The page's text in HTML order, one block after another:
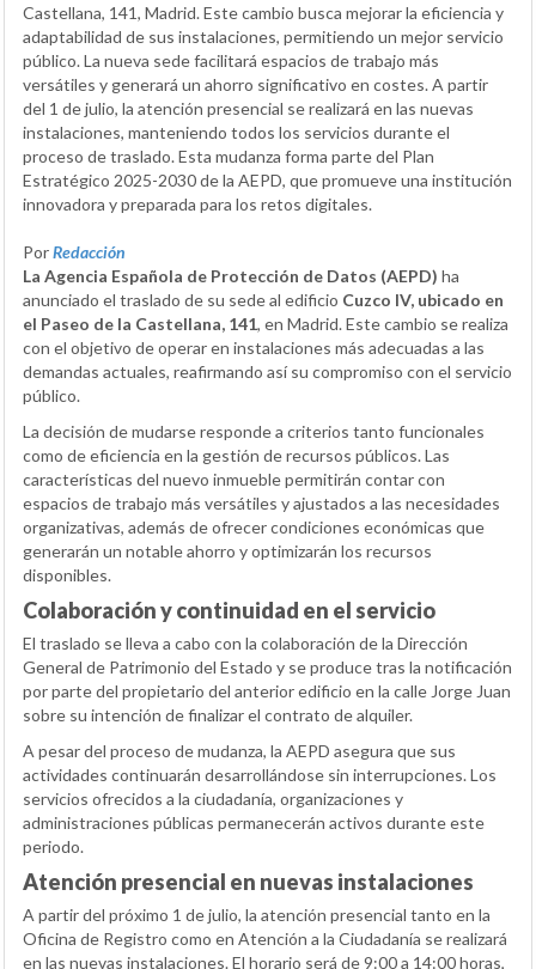
Castellana, 141, Madrid. Este cambio busca mejorar la eficiencia y
adaptabilidad de sus instalaciones, permitiendo un mejor servicio
público. La nueva sede facilitará espacios de trabajo más
versátiles y generará un ahorro significativo en costes. A partir
del 1 de julio, la atención presencial se realizará en las nuevas
instalaciones, manteniendo todos los servicios durante el
proceso de traslado. Esta mudanza forma parte del Plan
Estratégico 2025-2030 de la AEPD, que promueve una institución
innovadora y preparada para los retos digitales.
PorRedacción
La Agencia Española de Protección de Datos (AEPD) ha
anunciado el traslado de su sede al edificio Cuzco IV, ubicado en
el Paseo de la Castellana, 141, en Madrid. Este cambio se realiza
con el objetivo de operar en instalaciones más adecuadas a las
demandas actuales, reafirmando así su compromiso con el servicio
público.
La decisión de mudarse responde a criterios tanto funcionales
como de eficiencia en la gestión de recursos públicos. Las
características del nuevo inmueble permitirán contar con
espacios de trabajo más versátiles y ajustados a las necesidades
organizativas, además de ofrecer condiciones económicas que
generarán un notable ahorro y optimizarán los recursos
disponibles.
Colaboración y continuidad en el servicio
El traslado se lleva a cabo con la colaboración de la Dirección
General de Patrimonio del Estado y se produce tras la notificación
por parte del propietario del anterior edificio en la calle Jorge Juan
sobre su intención de finalizar el contrato de alquiler.
A pesar del proceso de mudanza, la AEPD asegura que sus
actividades continuarán desarrollándose sin interrupciones. Los
servicios ofrecidos a la ciudadanía, organizaciones y
administraciones públicas permanecerán activos durante este
periodo.
Atención presencial en nuevas instalaciones
A partir del próximo 1 de julio, la atención presencial tanto en la
Oficina de Registro como en Atención a la Ciudadanía se realizará
en las nuevas instalaciones. El horario será de 9:00 a 14:00 horas,